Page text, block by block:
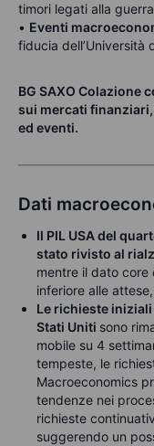
timori legati alla
• Eventi
fiducia dell’Università
BG SAXO Colazione
sui mercati
ed eventi.
Dati
Il PIL USA del
stato rivisto al
mentre il dato core
inferiore alle
Le richieste
Stati Uniti sono
mobile su 4
tempeste, le
Macroeconomics
tendenze nei
richieste
suggerendo un